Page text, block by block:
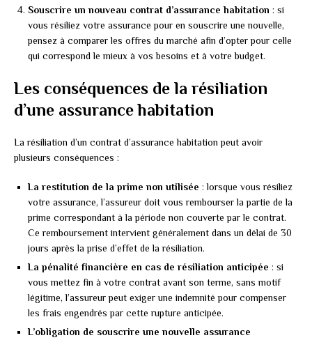
Souscrire un nouveau contrat d’assurance habitation : si
vous résiliez votre assurance pour en souscrire une nouvelle,
pensez à comparer les offres du marché afin d’opter pour celle
qui correspond le mieux à vos besoins et à votre budget.
Les conséquences de la résiliation
d’une assurance habitation
La résiliation d’un contrat d’assurance habitation peut avoir
plusieurs conséquences :
La restitution de la prime non utilisée : lorsque vous résiliez
votre assurance, l’assureur doit vous rembourser la partie de la
prime correspondant à la période non couverte par le contrat.
Ce remboursement intervient généralement dans un délai de 30
jours après la prise d’effet de la résiliation.
La pénalité financière en cas de résiliation anticipée : si
vous mettez fin à votre contrat avant son terme, sans motif
légitime, l’assureur peut exiger une indemnité pour compenser
les frais engendrés par cette rupture anticipée.
L’obligation de souscrire une nouvelle assurance